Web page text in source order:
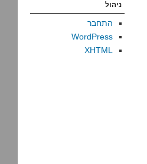
ניהול
התחבר
WordPress
XHTML